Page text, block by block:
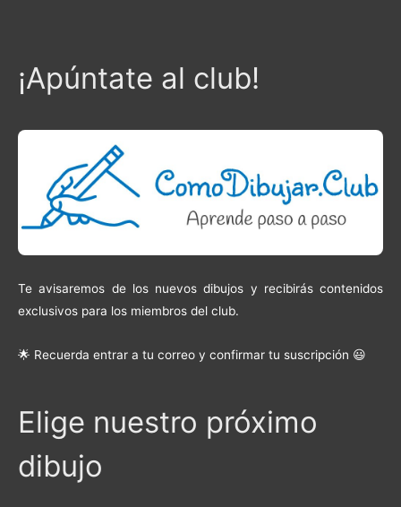
¡Apúntate al club!
Te avisaremos de los nuevos dibujos y recibirás contenidos
exclusivos para los miembros del club.
🌟 Recuerda entrar a tu correo y confirmar tu suscripción 😃
Elige nuestro próximo
dibujo